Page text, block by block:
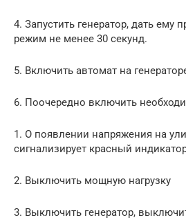
4. Запустить генератор, дать ему
режим не менее 30 секунд.
5. Включить автомат на
6. Поочередно включить
1. О появлении напряжения на
сигнализирует красный
2. Выключить мощную нагрузку
3. Выключить генератор,